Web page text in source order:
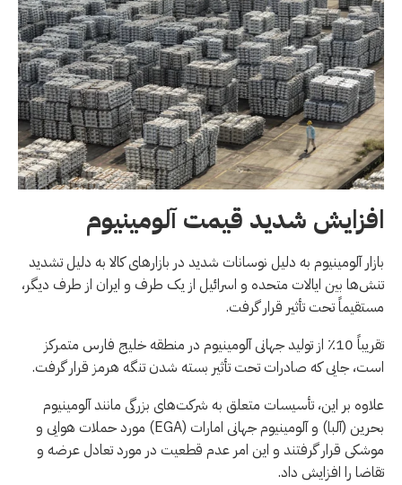
افزایش شدید قیمت آلومینیوم
بازار آلومینیوم به دلیل نوسانات شدید در بازارهای کالا به دلیل تشدید
تنش‌ها بین ایالات متحده و اسرائیل از یک طرف و ایران از طرف دیگر،
مستقیماً تحت تأثیر قرار گرفت.
تقریباً 10٪ از تولید جهانی آلومینیوم در منطقه خلیج فارس متمرکز
است، جایی که صادرات تحت تأثیر بسته شدن تنگه هرمز قرار گرفت.
علاوه بر این، تأسیسات متعلق به شرکت‌های بزرگی مانند آلومینیوم
بحرین (آلبا) و آلومینیوم جهانی امارات (EGA) مورد حملات هوایی و
موشکی قرار گرفتند و این امر عدم قطعیت در مورد تعادل عرضه و
تقاضا را افزایش داد.